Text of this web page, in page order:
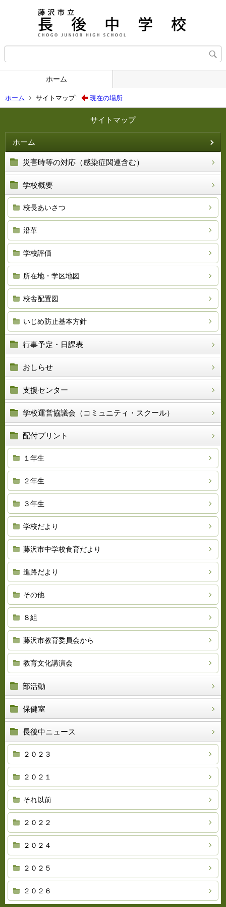
ホーム
ホーム サイトマップ: 現在の場所
サイトマップ
ホーム
災害時等の対応（感染症関連含む）
学校概要
校長あいさつ
沿革
学校評価
所在地・学区地図
校舎配置図
いじめ防止基本方針
行事予定・日課表
おしらせ
支援センター
学校運営協議会（コミュニティ・スクール）
配付プリント
１年生
２年生
３年生
学校だより
藤沢市中学校食育だより
進路だより
その他
８組
藤沢市教育委員会から
教育文化講演会
部活動
保健室
長後中ニュース
２０２３
２０２１
それ以前
２０２２
２０２４
２０２５
２０２６